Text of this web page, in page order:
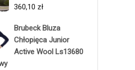
360,10 zł
Brubeck Bluza
Chłopięca Junior
Active Wool Ls13680